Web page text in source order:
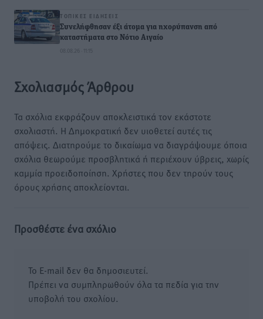
ΤΟΠΙΚΈΣ ΕΙΔΉΣΕΙΣ
Συνελήφθησαν έξι άτομα για ηχορύπανση από
καταστήματα στο Νότιο Αιγαίο
08.08.26 · 11:15
Σχολιασμός Άρθρου
Τα σχόλια εκφράζουν αποκλειστικά τον εκάστοτε
σχολιαστή. Η Δημοκρατική δεν υιοθετεί αυτές τις
απόψεις. Διατηρούμε το δικαίωμα να διαγράψουμε όποια
σχόλια θεωρούμε προσβλητικά ή περιέχουν ύβρεις, χωρίς
καμμία προειδοποίηση. Χρήστες που δεν τηρούν τους
όρους χρήσης αποκλείονται.
Προσθέστε ένα σχόλιο
Το E-mail δεν θα δημοσιευτεί.
Πρέπει να συμπληρωθούν όλα τα πεδία για την
υποβολή του σχολίου.